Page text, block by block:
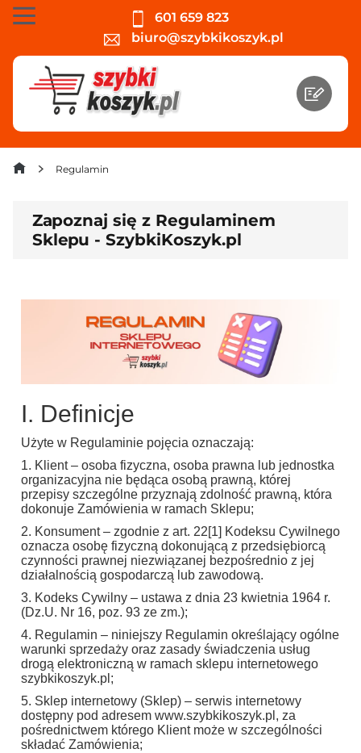
601 659 823
biuro@szybkikoszyk.pl
Regulamin
Zapoznaj się z Regulaminem
Sklepu - SzybkiKoszyk.pl
I. Definicje
Użyte w Regulaminie pojęcia oznaczają:
1. Klient – osoba fizyczna, osoba prawna lub jednostka
organizacyjna nie będąca osobą prawną, której
przepisy szczególne przyznają zdolność prawną, która
dokonuje Zamówienia w ramach Sklepu;
2. Konsument – zgodnie z art. 22[1] Kodeksu Cywilnego
oznacza osobę fizyczną dokonującą z przedsiębiorcą
czynności prawnej niezwiązanej bezpośrednio z jej
działalnością gospodarczą lub zawodową.
3. Kodeks Cywilny – ustawa z dnia 23 kwietnia 1964 r.
(Dz.U. Nr 16, poz. 93 ze zm.);
4. Regulamin – niniejszy Regulamin określający ogólne
warunki sprzedaży oraz zasady świadczenia usług
drogą elektroniczną w ramach sklepu internetowego
szybkikoszyk.pl;
5. Sklep internetowy (Sklep) – serwis internetowy
dostępny pod adresem www.szybkikoszyk.pl, za
pośrednictwem którego Klient może w szczególności
składać Zamówienia;